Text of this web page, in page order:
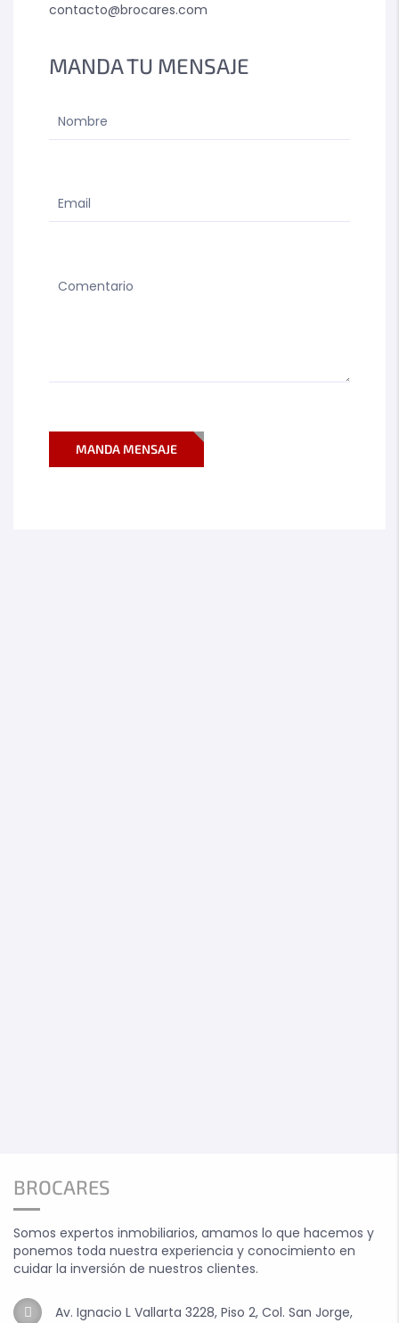
contacto@brocares.com
MANDA TU MENSAJE
MANDA MENSAJE
BROCARES
Somos expertos inmobiliarios, amamos lo que hacemos y
ponemos toda nuestra experiencia y conocimiento en
cuidar la inversión de nuestros clientes.
Av. Ignacio L Vallarta 3228, Piso 2, Col. San Jorge,